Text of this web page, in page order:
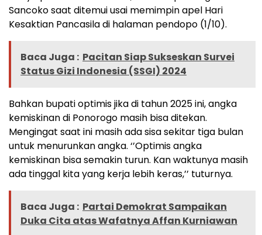
Sancoko saat ditemui usai memimpin apel Hari
Kesaktian Pancasila di halaman pendopo (1/10).
Baca Juga : Pacitan Siap Sukseskan Survei
Status Gizi Indonesia (SSGI) 2024
Bahkan bupati optimis jika di tahun 2025 ini, angka
kemiskinan di Ponorogo masih bisa ditekan.
Mengingat saat ini masih ada sisa sekitar tiga bulan
untuk menurunkan angka. ‘’Optimis angka
kemiskinan bisa semakin turun. Kan waktunya masih
ada tinggal kita yang kerja lebih keras,’’ tuturnya.
Baca Juga : Partai Demokrat Sampaikan
Duka Cita atas Wafatnya Affan Kurniawan